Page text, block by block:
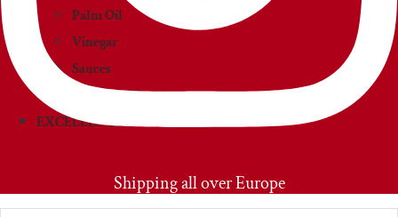
Palm Oil
Vinegar
Sauces
Creams and paté
EXCELLENCIES
Shipping all over Europe